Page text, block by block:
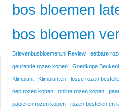
bos bloemen
bos bloemen
Brievenbusbloemen.nl Review eetbare
geurende rozen kopen Goedkope
Klimplant Klimplanten losse rozen
nep rozen kopen online rozen kopen
papieren rozen kopen rozen bestellen en